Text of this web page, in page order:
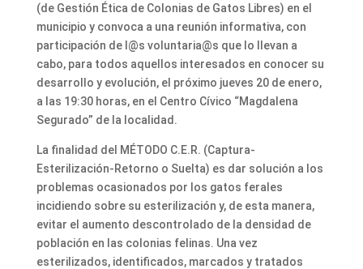
(de Gestión Ética de Colonias de Gatos Libres) en el
municipio y convoca a una reunión informativa, con
participación de l@s voluntaria@s que lo llevan a
cabo, para todos aquellos interesados en conocer su
desarrollo y evolución, el próximo jueves 20 de enero,
a las 19:30 horas, en el Centro Cívico “Magdalena
Segurado” de la localidad.
La finalidad del MÉTODO C.E.R. (Captura-
Esterilización-Retorno o Suelta) es dar solución a los
problemas ocasionados por los gatos ferales
incidiendo sobre su esterilización y, de esta manera,
evitar el aumento descontrolado de la densidad de
población en las colonias felinas. Una vez
esterilizados, identificados, marcados y tratados